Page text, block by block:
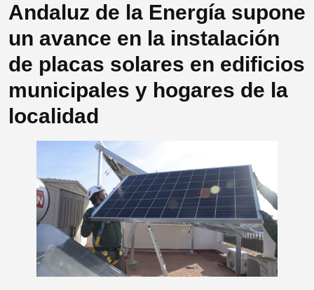
Andaluz de la Energía supone
un avance en la instalación
de placas solares en edificios
municipales y hogares de la
localidad